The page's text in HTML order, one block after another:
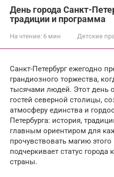
День города Санкт-
традиции и программа
На чтение: 6 мин Детские
Санкт-Петербург ежегодно
грандиозного торжества,
тысячами людей. Этот день
гостей северной столицы,
атмосферу единства и
Петербурга: история,
главным ориентиром для
прочувствовать магию
подчеркивает статус города
страны.